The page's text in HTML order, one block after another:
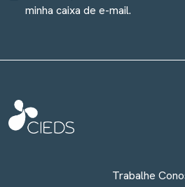
minha caixa de e-mail.
Trabalhe